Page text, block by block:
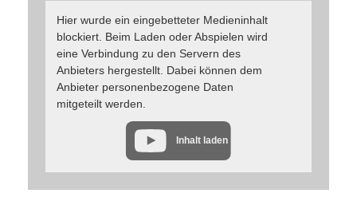
Hier wurde ein eingebetteter Medieninhalt
blockiert. Beim Laden oder Abspielen wird
eine Verbindung zu den Servern des
Anbieters hergestellt. Dabei können dem
Anbieter personenbezogene Daten
mitgeteilt werden.
Inhalt laden